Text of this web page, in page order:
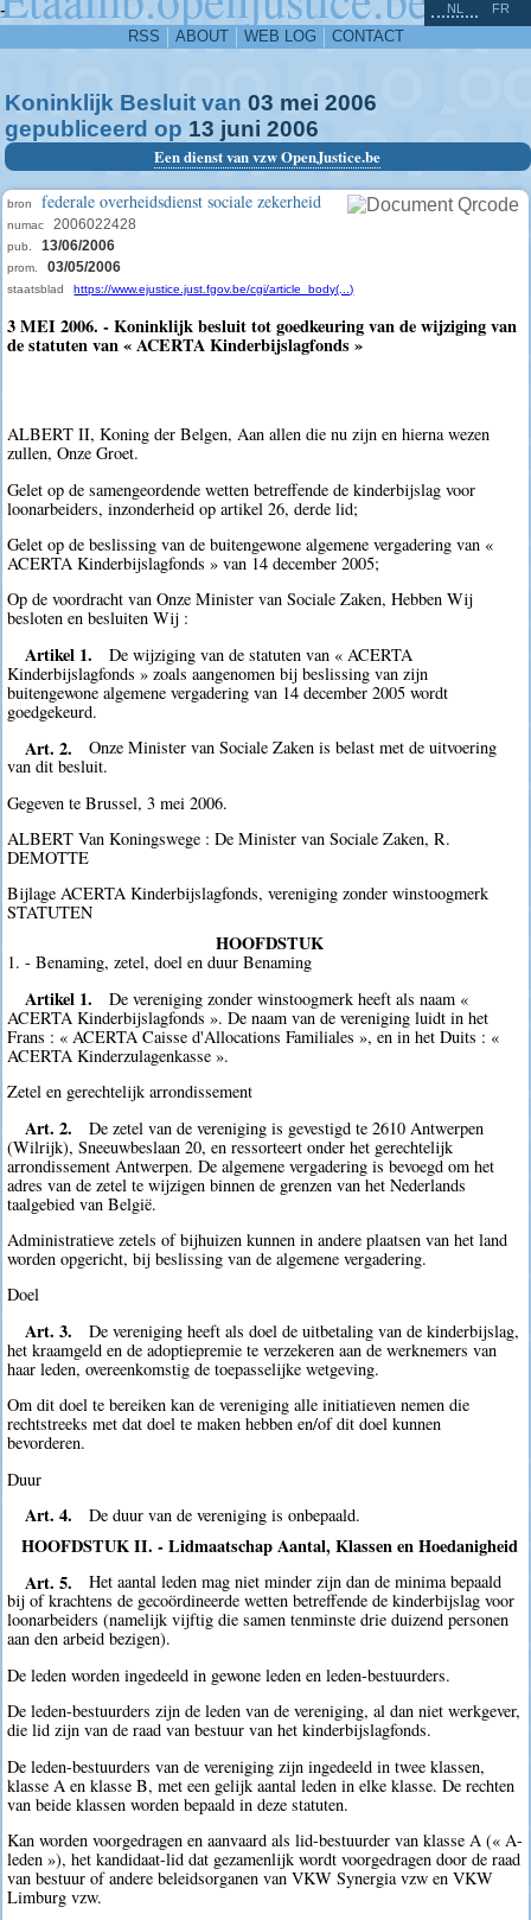
-
RSS ABOUT WEB LOG CONTACT
NL FR
Koninklijk Besluit van 03 mei 2006
gepubliceerd op 13 juni 2006
Een dienst van vzw OpenJustice.be
bron federale overheidsdienst sociale zekerheid
numac 2006022428
pub. 13/06/2006
prom. 03/05/2006
staatsblad https://www.ejustice.just.fgov.be/cgi/article_body(...)
3 MEI 2006. - Koninklijk besluit tot goedkeuring van de wijziging van
de statuten van « ACERTA Kinderbijslagfonds »
ALBERT II, Koning der Belgen, Aan allen die nu zijn en hierna wezen
zullen, Onze Groet.
Gelet op de samengeordende wetten betreffende de kinderbijslag voor
loonarbeiders, inzonderheid op artikel 26, derde lid;
Gelet op de beslissing van de buitengewone algemene vergadering van «
ACERTA Kinderbijslagfonds » van 14 december 2005;
Op de voordracht van Onze Minister van Sociale Zaken, Hebben Wij
besloten en besluiten Wij :
Artikel 1.
De wijziging van de statuten van « ACERTA
Kinderbijslagfonds » zoals aangenomen bij beslissing van zijn
buitengewone algemene vergadering van 14 december 2005 wordt
goedgekeurd.
Art. 2.
Onze Minister van Sociale Zaken is belast met de uitvoering
van dit besluit.
Gegeven te Brussel, 3 mei 2006.
ALBERT Van Koningswege : De Minister van Sociale Zaken, R.
DEMOTTE
Bijlage ACERTA Kinderbijslagfonds, vereniging zonder winstoogmerk
STATUTEN
HOOFDSTUK
1. - Benaming, zetel, doel en duur Benaming
Artikel 1.
De vereniging zonder winstoogmerk heeft als naam «
ACERTA Kinderbijslagfonds ». De naam van de vereniging luidt in het
Frans : « ACERTA Caisse d'Allocations Familiales », en in het Duits : «
ACERTA Kinderzulagenkasse ».
Zetel en gerechtelijk arrondissement
Art. 2.
De zetel van de vereniging is gevestigd te 2610 Antwerpen
(Wilrijk), Sneeuwbeslaan 20, en ressorteert onder het gerechtelijk
arrondissement Antwerpen. De algemene vergadering is bevoegd om het
adres van de zetel te wijzigen binnen de grenzen van het Nederlands
taalgebied van België.
Administratieve zetels of bijhuizen kunnen in andere plaatsen van het land
worden opgericht, bij beslissing van de algemene vergadering.
Doel
Art. 3.
De vereniging heeft als doel de uitbetaling van de kinderbijslag,
het kraamgeld en de adoptiepremie te verzekeren aan de werknemers van
haar leden, overeenkomstig de toepasselijke wetgeving.
Om dit doel te bereiken kan de vereniging alle initiatieven nemen die
rechtstreeks met dat doel te maken hebben en/of dit doel kunnen
bevorderen.
Duur
Art. 4. De duur van de vereniging is onbepaald.
HOOFDSTUK II. - Lidmaatschap Aantal, Klassen en Hoedanigheid
Art. 5.
Het aantal leden mag niet minder zijn dan de minima bepaald
bij of krachtens de gecoördineerde wetten betreffende de kinderbijslag voor
loonarbeiders (namelijk vijftig die samen tenminste drie duizend personen
aan den arbeid bezigen).
De leden worden ingedeeld in gewone leden en leden-bestuurders.
De leden-bestuurders zijn de leden van de vereniging, al dan niet werkgever,
die lid zijn van de raad van bestuur van het kinderbijslagfonds.
De leden-bestuurders van de vereniging zijn ingedeeld in twee klassen,
klasse A en klasse B, met een gelijk aantal leden in elke klasse. De rechten
van beide klassen worden bepaald in deze statuten.
Kan worden voorgedragen en aanvaard als lid-bestuurder van klasse A (« A-
leden »), het kandidaat-lid dat gezamenlijk wordt voorgedragen door de raad
van bestuur of andere beleidsorganen van VKW Synergia vzw en VKW
Limburg vzw.
^